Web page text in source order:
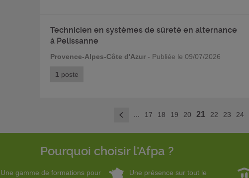
Technicien en systèmes de sûreté en alternance
à Pelissanne
Provence-Alpes-Côte d'Azur- Publiée le 09/07/2026
1 poste
< ... 17 18 19 20 21 22 23 24
Pourquoi choisir l'Afpa ?
Une gamme de formations pour
Une présence sur tout le